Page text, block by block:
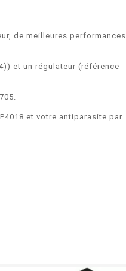
de meilleures performances,
et un régulateur (référence
et votre antiparasite par